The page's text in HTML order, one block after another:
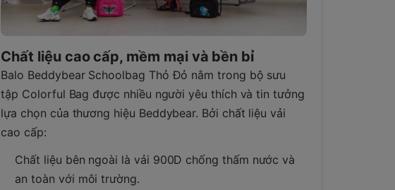
Chất liệu cao cấp, mềm mại và bền bỉ
Balo Beddybear Schoolbag Thỏ Đỏ nằm trong bộ sưu
tập Colorful Bag được nhiều người yêu thích và tin tưởng
lựa chọn của thương hiệu Beddybear. Bởi chất liệu vải
cao cấp:
Chất liệu bên ngoài là vải 900D chống thấm nước và
an toàn với môi trường.